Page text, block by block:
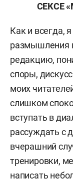
СЕКСЕ
Как и всегда,
размышления
редакцию,
споры,
моих
слишком
вступать в
рассуждать с
вчерашний
тренировки,
написать